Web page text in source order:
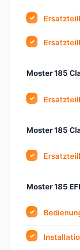
Moster 185
Moster 185
Moster 185